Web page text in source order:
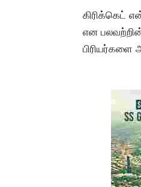
கிரிக்கெட்
என
பிரியர்களை